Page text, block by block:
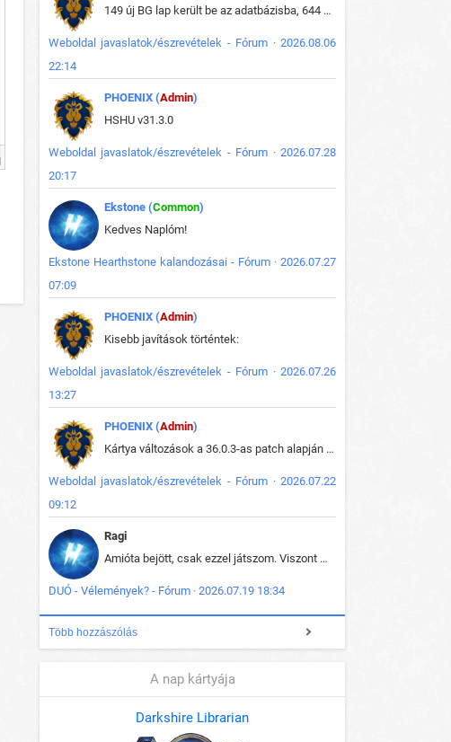
149 új BG lap került be az adatbázisba, 644 db meglévő BG lap módosult, bekerültek az új képek a megváltozott lapokhoz is.
Weboldal javaslatok/észrevételek - Fórum · 2026.08.06
22:14
PHOENIX (Admin)
HSHU v31.3.0
Weboldal javaslatok/észrevételek - Fórum · 2026.07.28
20:17
Ekstone (Common)
Kedves Naplóm!
Ekstone Hearthstone kalandozásai - Fórum · 2026.07.27
07:09
PHOENIX (Admin)
Kisebb javítások történtek:
Weboldal javaslatok/észrevételek - Fórum · 2026.07.26
13:27
PHOENIX (Admin)
Kártya változások a 36.0.3-as patch alapján frissítve az adatbázisban (képek is cserélve).
Weboldal javaslatok/észrevételek - Fórum · 2026.07.22
09:12
Ragi
Amióta bejött, csak ezzel játszom. Viszont mint minden más - akár az alapjáték is, ez is baromira összetett lett. Néha már pár kör után is esélytelen az egész. Vagy irreállisan túltápol valaki, vagy lelép a partner, vagy csak hülye mint a segg. És amikor eljönne az én időm, na akkor jön el mindenki másé is. Engem jobban érdekelne, hogy ki milyen ratingen szokott játszani. Na ez lenne egy érdekes adat.
DUÓ - Vélemények? - Fórum · 2026.07.19 18:34
Több hozzászólás
A nap kártyája
Darkshire Librarian